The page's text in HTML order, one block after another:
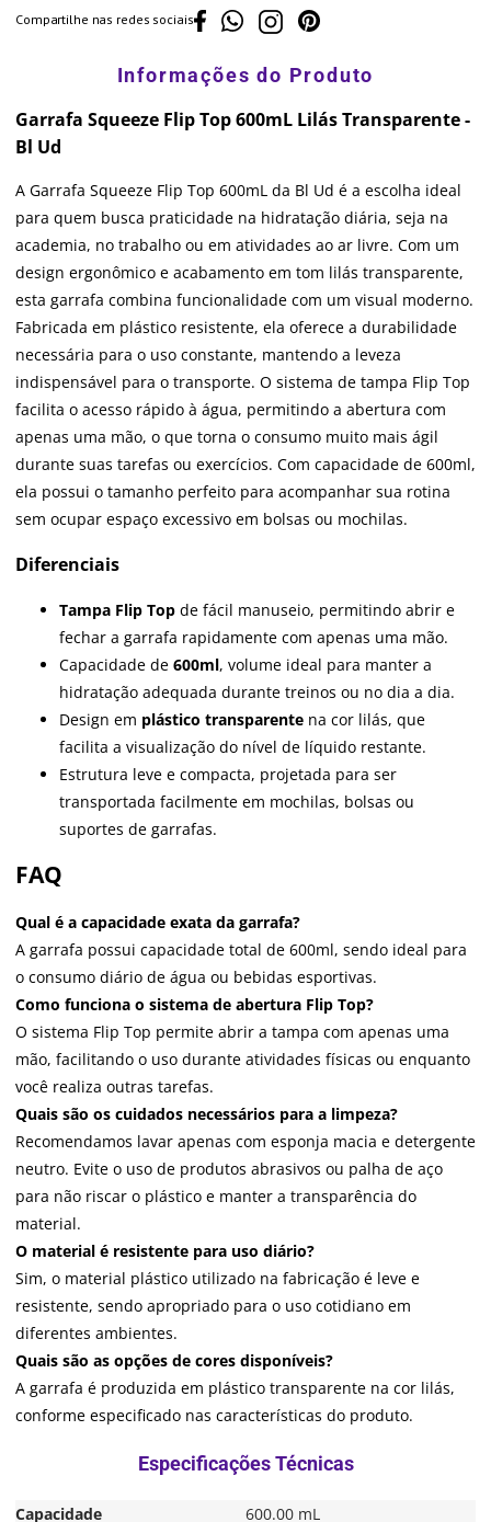
Compartilhe nas redes sociais
Garrafa Squeeze Flip Top 600mL Lilás Transparente -
Bl Ud
A Garrafa Squeeze Flip Top 600mL da Bl Ud é a escolha ideal
para quem busca praticidade na hidratação diária, seja na
academia, no trabalho ou em atividades ao ar livre. Com um
design ergonômico e acabamento em tom lilás transparente,
esta garrafa combina funcionalidade com um visual moderno.
Fabricada em plástico resistente, ela oferece a durabilidade
necessária para o uso constante, mantendo a leveza
indispensável para o transporte. O sistema de tampa Flip Top
facilita o acesso rápido à água, permitindo a abertura com
apenas uma mão, o que torna o consumo muito mais ágil
durante suas tarefas ou exercícios. Com capacidade de 600ml,
ela possui o tamanho perfeito para acompanhar sua rotina
sem ocupar espaço excessivo em bolsas ou mochilas.
Diferenciais
Tampa Flip Top de fácil manuseio, permitindo abrir e
fechar a garrafa rapidamente com apenas uma mão.
Capacidade de 600ml, volume ideal para manter a
hidratação adequada durante treinos ou no dia a dia.
Design em plástico transparente na cor lilás, que
facilita a visualização do nível de líquido restante.
Estrutura leve e compacta, projetada para ser
transportada facilmente em mochilas, bolsas ou
suportes de garrafas.
FAQ
Qual é a capacidade exata da garrafa?
A garrafa possui capacidade total de 600ml, sendo ideal para
o consumo diário de água ou bebidas esportivas.
Como funciona o sistema de abertura Flip Top?
O sistema Flip Top permite abrir a tampa com apenas uma
mão, facilitando o uso durante atividades físicas ou enquanto
você realiza outras tarefas.
Quais são os cuidados necessários para a limpeza?
Recomendamos lavar apenas com esponja macia e detergente
neutro. Evite o uso de produtos abrasivos ou palha de aço
para não riscar o plástico e manter a transparência do
material.
O material é resistente para uso diário?
Sim, o material plástico utilizado na fabricação é leve e
resistente, sendo apropriado para o uso cotidiano em
diferentes ambientes.
Quais são as opções de cores disponíveis?
A garrafa é produzida em plástico transparente na cor lilás,
conforme especificado nas características do produto.
Capacidade 600.00 mL